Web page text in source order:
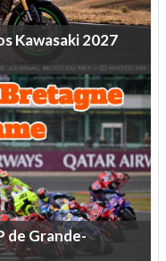
Kawasaki2027
deGrande-